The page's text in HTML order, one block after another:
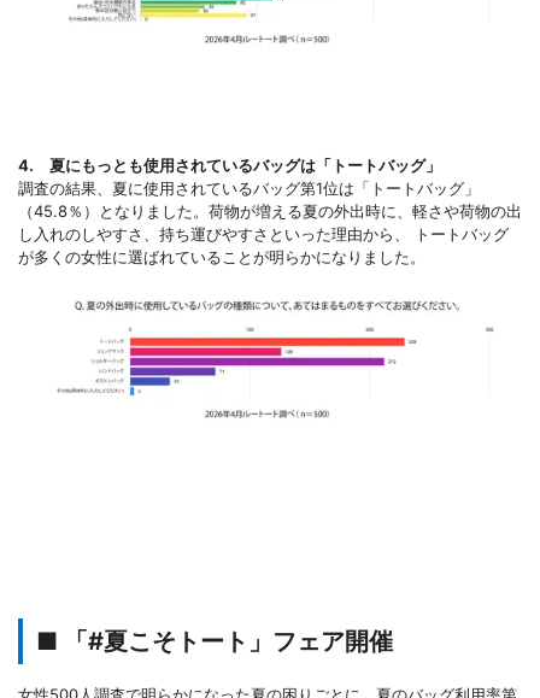
4. 夏にもっとも使用されているバッグは「トートバッグ」
調査の結果、夏に使用されているバッグ第1位は「トートバッグ」
（45.8％）となりました。荷物が増える夏の外出時に、軽さや荷物の出
し入れのしやすさ、持ち運びやすさといった理由から、 トートバッグ
が多くの女性に選ばれていることが明らかになりました。
■ 「#夏こそトート」フェア開催
女性500人調査で明らかになった夏の困りごとに、夏のバッグ利用率第